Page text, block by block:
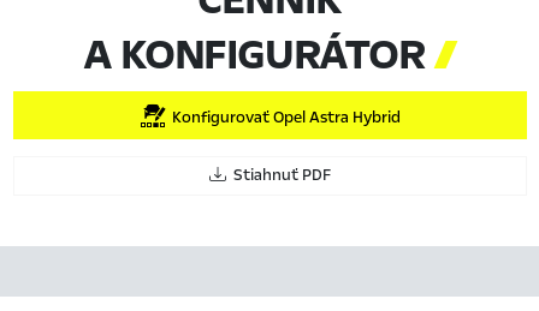
A KONFIGURÁTOR
Konfigurovať Opel Astra Hybrid
Stiahnuť PDF